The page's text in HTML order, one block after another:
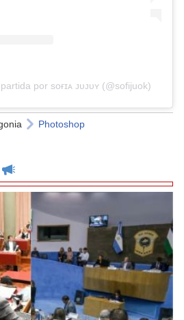
por sᴏғɪᴀ ᴊᴜᴊᴜʏ (@sofijuok)
Photoshop